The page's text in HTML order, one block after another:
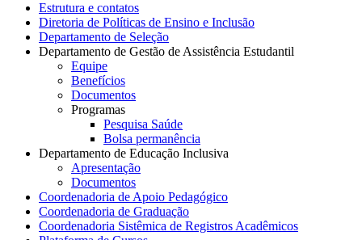
Estrutura e contatos
Diretoria de Políticas de Ensino e Inclusão
Departamento de Seleção
Departamento de Gestão de Assistência Estudantil
Equipe
Benefícios
Documentos
Programas
Pesquisa Saúde
Bolsa permanência
Departamento de Educação Inclusiva
Apresentação
Documentos
Coordenadoria de Apoio Pedagógico
Coordenadoria de Graduação
Coordenadoria Sistêmica de Registros Acadêmicos